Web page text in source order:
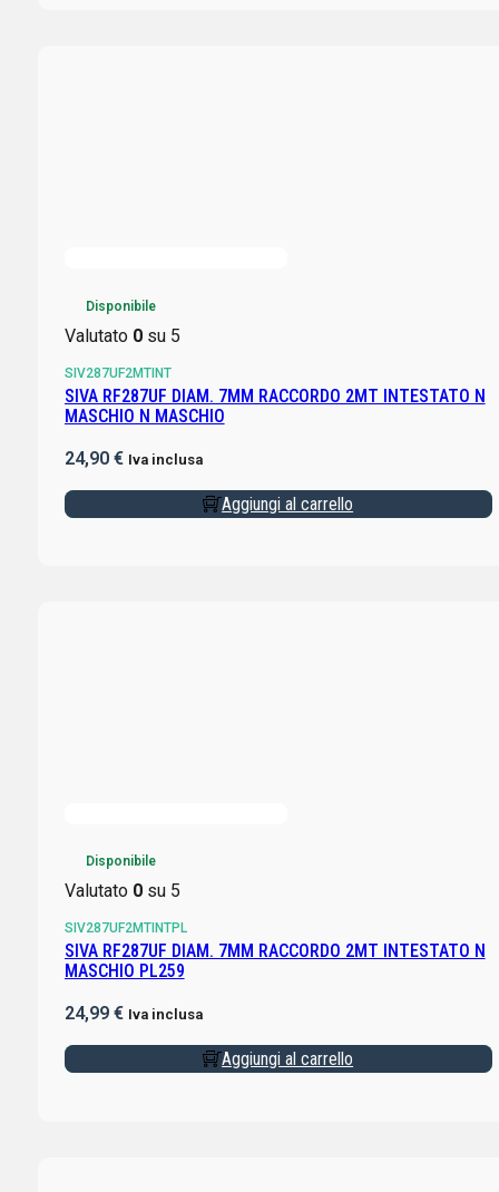
Disponibile
Valutato 0su 5
SIV287UF2MTINT
SIVA RF287UF DIAM. 7MM RACCORDO 2MT INTESTATO N
MASCHIO N MASCHIO
24,90 € Iva inclusa
Aggiungi al carrello
Disponibile
Valutato 0su 5
SIV287UF2MTINTPL
SIVA RF287UF DIAM. 7MM RACCORDO 2MT INTESTATO N
MASCHIO PL259
24,99 € Iva inclusa
Aggiungi al carrello